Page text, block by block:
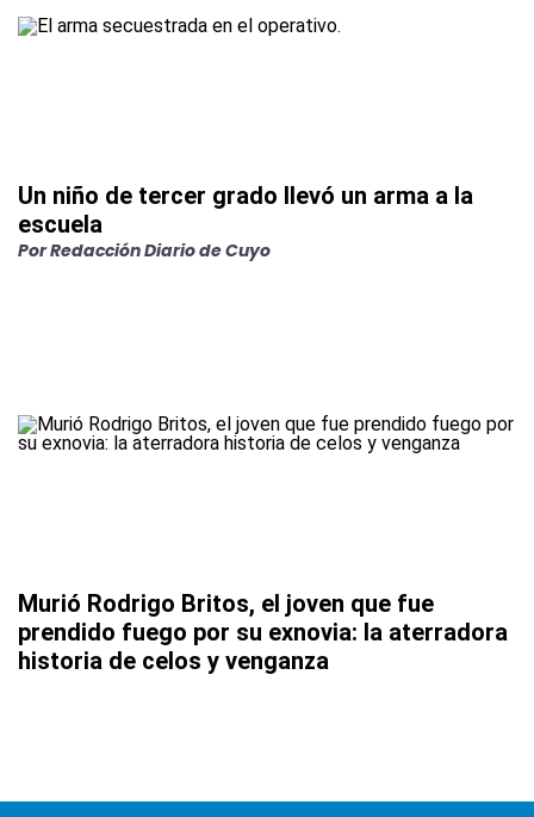
Un niño de tercer grado llevó un arma a la
escuela
PorRedacción Diario de Cuyo
Murió Rodrigo Britos, el joven que fue
prendido fuego por su exnovia: la aterradora
historia de celos y venganza